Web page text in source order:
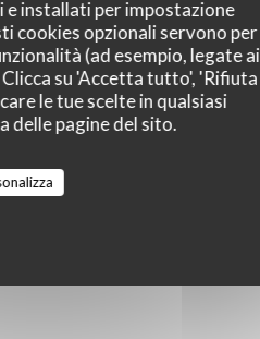
e installati per impostazione
cookies opzionali servono per
(ad esempio, legate ai
su 'Accetta tutto', 'Rifiuta
le tue scelte in qualsiasi
delle pagine del sito.
Vins